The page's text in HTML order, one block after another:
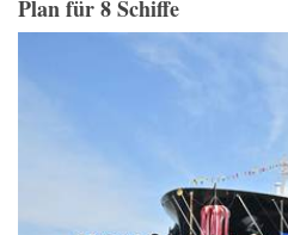
Plan für 8 Schiffe